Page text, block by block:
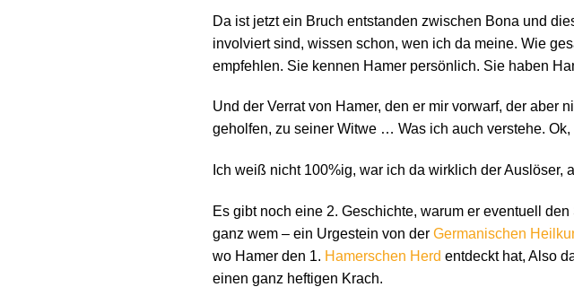
Da ist jetzt ein Bruch entstanden zwischen Bona und
involviert sind, wissen schon, wen ich da meine. Wie
empfehlen. Sie kennen Hamer persönlich. Sie haben
Und der Verrat von Hamer, den er mir vorwarf, der
geholfen, zu seiner Witwe … Was ich auch verstehe.
Ich weiß nicht 100%ig, war ich da wirklich der Auslöser,
Es gibt noch eine 2. Geschichte, warum er eventuell
ganz wem – ein Urgestein von der Germanischen
wo Hamer den 1. Hamerschen Herd entdeckt hat, Also
einen ganz heftigen Krach.